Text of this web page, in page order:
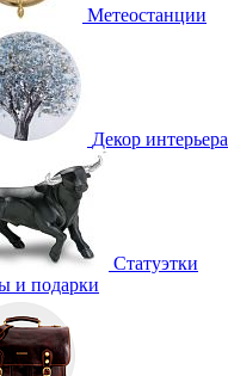
Метеостанции
Декор интерьера
Статуэтки
и подарки